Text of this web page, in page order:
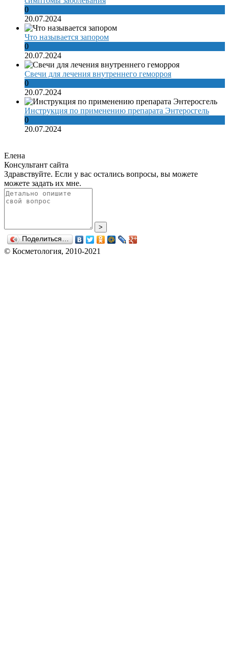
0
20.07.2024
Что называется запором
0
20.07.2024
Свечи для лечения внутреннего геморроя
0
20.07.2024
Инструкция по применению препарата Энтеросгель
0
20.07.2024
Елена
Консультант сайта
Здравствуйте. Если у вас остались вопросы, вы можете
можете задать их мне.
>
Поделиться…
© Косметология, 2010-2021